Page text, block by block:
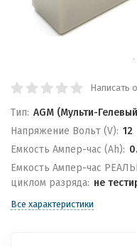
Написать
Тип: AGM (Мульти-
Напряжение Вольт (V): 12
Емкость Ампер-час (Ah):
Емкость Ампер-час
циклом разряда: не
Все характеристики